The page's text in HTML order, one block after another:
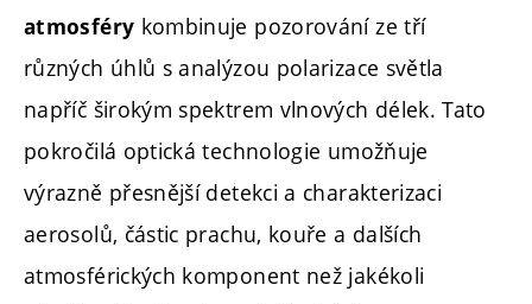
atmosféry kombinuje pozorování ze tří
různých úhlů s analýzou polarizace světla
napříč širokým spektrem vlnových délek. Tato
pokročilá optická technologie umožňuje
výrazně přesnější detekci a charakterizaci
aerosolů, částic prachu, kouře a dalších
atmosférických komponent než jakékoli